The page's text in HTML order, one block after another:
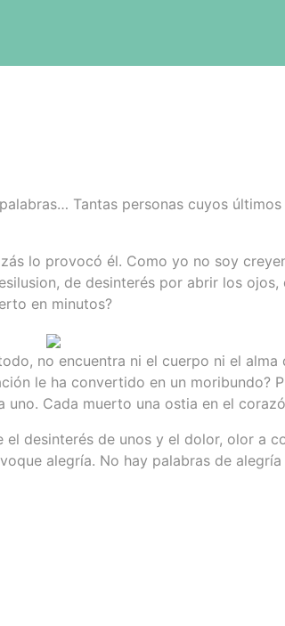
Tantas personas cuyos
lo provocó él. Como yo no soy
de desinterés por abrir los
en minutos?
no encuentra ni el cuerpo ni el alma
le ha convertido en un moribundo?
Cada muerto una ostia en el
desinterés de unos y el dolor, olor a
alegría. No hay palabras de